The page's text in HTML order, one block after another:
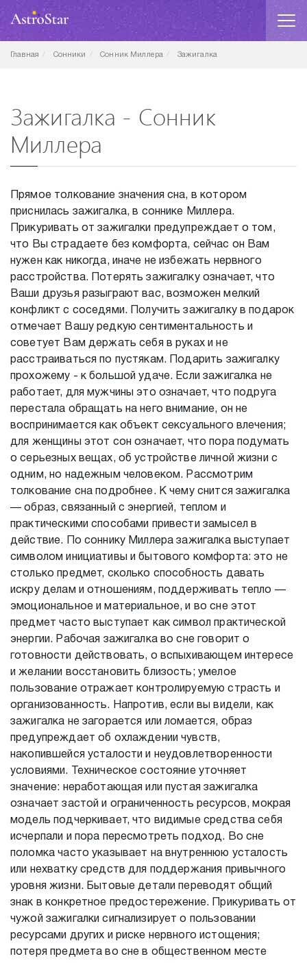
Главная Сонники Сонник Миллера Зажигалка
Зажигалка - Сонник
Миллера
Прямое толкование значения сна, в котором
приснилась зажигалка, в соннике Миллера.
Прикуривать от зажигалки предупреждает о том,
что Вы страдаете без комфорта, сейчас он Вам
нужен как никогда, иначе не избежать нервного
расстройства. Потерять зажигалку означает, что
Ваши друзья разыграют вас, возможен мелкий
конфликт с соседями. Получить зажигалку в подарок
отмечает Вашу редкую сентиментальность и
советует Вам держать себя в руках и не
расстраиваться по пустякам. Подарить зажигалку
прохожему - к большой удаче. Если зажигалка не
работает, для мужчины это означает, что подруга
перестала обращать на него внимание, он не
воспринимается как объект сексуального влечения;
для женщины этот сон означает, что пора подумать
о серьезных вещах, об устройстве личной жизни с
одним, но надежным человеком. Рассмотрим
толкование сна подробнее. К чему снится зажигалка
— образ, связанный с энергией, теплом и
практическими способами привести замысел в
действие. По соннику Миллера зажигалка выступает
символом инициативы и бытового комфорта: это не
столько предмет, сколько способность давать
искру делам и отношениям, поддерживать тепло —
эмоциональное и материальное, и во сне этот
предмет часто выступает как символ практической
энергии. Рабочая зажигалка во сне говорит о
готовности действовать, о вспыхивающем интересе
и желании восстановить близость; умелое
пользование отражает контролируемую страсть и
организованность. Напротив, если вы видели, как
зажигалка не загорается или ломается, образ
предупреждает об охлаждении чувств,
накопившейся усталости и неудовлетворенности
условиями. Техническое состояние уточняет
значение: неработающая или пустая зажигалка
означает застой и ограниченность ресурсов, мокрая
модель подчеркивает, что видимые средства себя
исчерпали и пора пересмотреть подход. Во сне
поломка часто указывает на внутреннюю усталость
или нехватку средств для поддержания привычного
уровня жизни. Бытовые детали переводят общий
знак в конкретное предостережение. Прикуривать от
чужой зажигалки сигнализирует о пользовании
ресурсами других и риске нервного истощения;
потеря предмета во сне в общественном месте